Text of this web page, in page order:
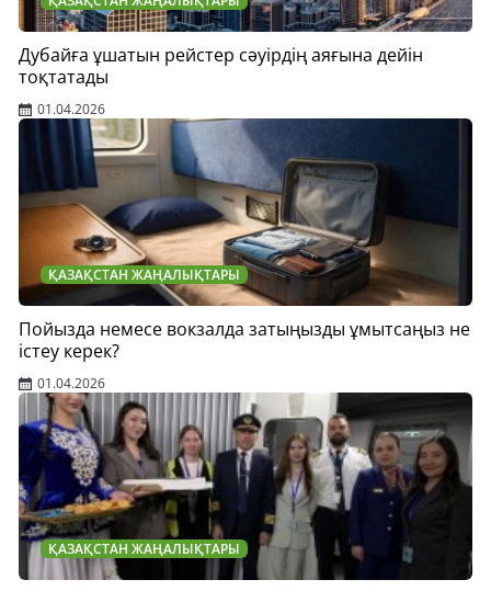
Дубайға ұшатын рейстер сәуірдің аяғына дейін
тоқтатады
01.04.2026
ҚАЗАҚСТАН ЖАҢАЛЫҚТАРЫ
Пойызда немесе вокзалда затыңызды ұмытсаңыз не
істеу керек?
01.04.2026
ҚАЗАҚСТАН ЖАҢАЛЫҚТАРЫ